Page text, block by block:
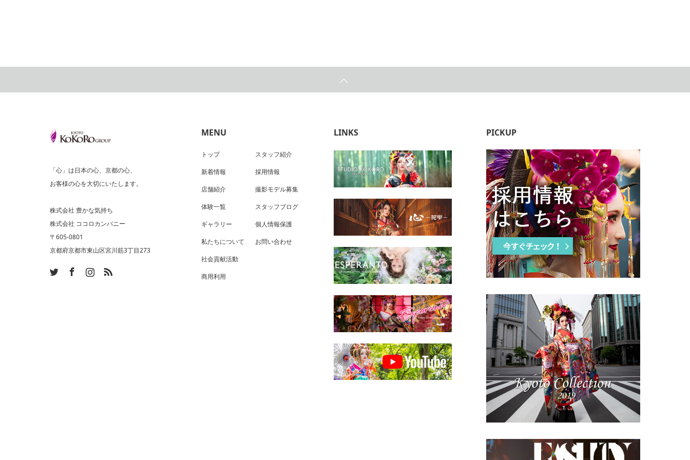
MENU
トップ
新着情報
店舗紹介
体験一覧
ギャラリー
私たちについて
社会貢献活動
商用利用
スタッフ紹介
採用情報
撮影モデル募集
スタッフブログ
個人情報保護
お問い合わせ
LINKS PICKUP
「心」は日本の心、京都の心、
お客様の心を大切にいたします。
株式会社 豊かな気持ち
株式会社 ココロカンパニー
〒605-0801
京都府京都市東山区宮川筋3丁目273